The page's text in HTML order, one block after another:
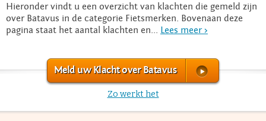
Hieronder vindt u een overzicht van klachten die gemeld zijn
over Batavus in de categorie Fietsmerken. Bovenaan deze
pagina staat het aantal klachten en... Lees meer >
Meld uw Klacht over Batavus
Zo werkt het